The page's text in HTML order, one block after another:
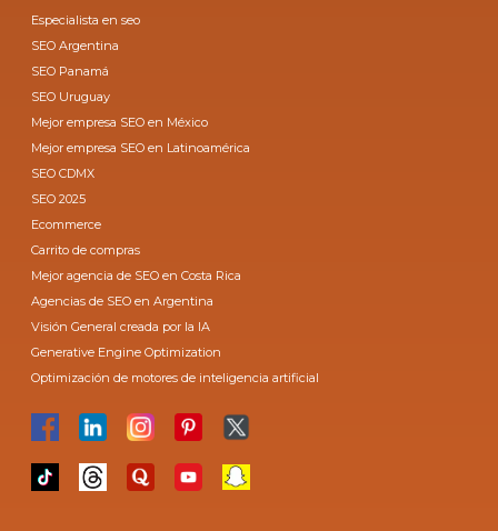
Especialista en seo
SEO Argentina
SEO Panamá
SEO Uruguay
Mejor empresa SEO en México
Mejor empresa SEO en Latinoamérica
SEO CDMX
SEO 2025
Ecommerce
Carrito de compras
Mejor agencia de SEO en Costa Rica
Agencias de SEO en Argentina
Visión General creada por la IA
Generative Engine Optimization
Optimización de motores de inteligencia artificial